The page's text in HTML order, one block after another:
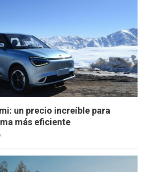
un precio increíble para
más eficiente